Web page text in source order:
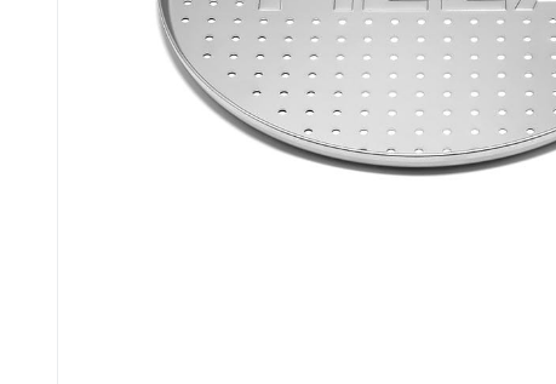
до соковитискачів
до тостерів
і фритюрниць